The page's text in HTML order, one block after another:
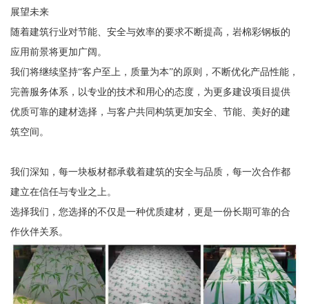
展望未来
随着建筑行业对节能、安全与效率的要求不断提高，岩棉彩钢板的
应用前景将更加广阔。
我们将继续坚持“客户至上，质量为本”的原则，不断优化产品性能，
完善服务体系，以专业的技术和用心的态度，为更多建设项目提供
优质可靠的建材选择，与客户共同构筑更加安全、节能、美好的建
筑空间。
我们深知，每一块板材都承载着建筑的安全与品质，每一次合作都
建立在信任与专业之上。
选择我们，您选择的不仅是一种优质建材，更是一份长期可靠的合
作伙伴关系。